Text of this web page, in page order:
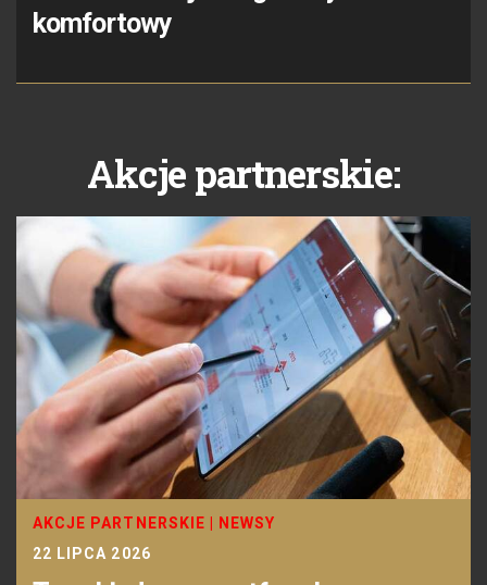
komfortowy
Akcje partnerskie:
AKCJE PARTNERSKIE
NEWSY
22 LIPCA 2026